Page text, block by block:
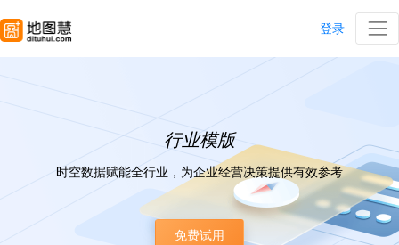
登录
行业模版
时空数据赋能全行业，为企业经营决策提供有效参考
免费试用